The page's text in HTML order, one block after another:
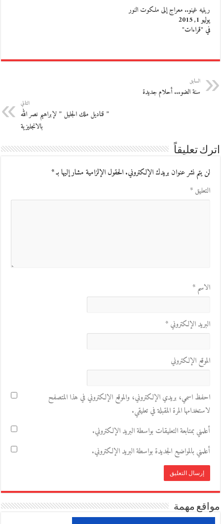
رينيه غينو.. معراج إلى ملكوت النور
يوليو 1, 2015
في "قراءات"
السابق
سنة الضوء.. أحلام جديدة
التالي
” قناديل ملك الجليل ” لإبراهيم نصر الله
بالانجليزية
اترك تعليقاً
لن يتم نشر عنوان بريدك الإلكتروني.الحقول الإلزامية مشار إليها بـ*
التعليق*
الاسم*
البريد الإلكتروني*
الموقع الإلكتروني
احفظ اسمي، بريدي الإلكتروني، والموقع الإلكتروني في هذا المتصفح
لاستخدامها المرة المقبلة في تعليقي.
أعلمني بمتابعة التعليقات بواسطة البريد الإلكتروني.
أعلمني بالمواضيع الجديدة بواسطة البريد الإلكتروني.
مواقع مهمة